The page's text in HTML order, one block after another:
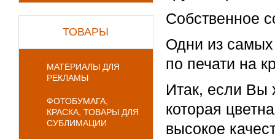
ТОВАРЫ
МАТЕРИАЛЫ ДЛЯ
РЕКЛАМЫ
ФОТОБУМАГА,
КРАСКА, ТОВАРЫ ДЛЯ
СУБЛИМАЦИИ
Собственное
Одни из самых
по печати на
Итак, если Вы
которая
высокое